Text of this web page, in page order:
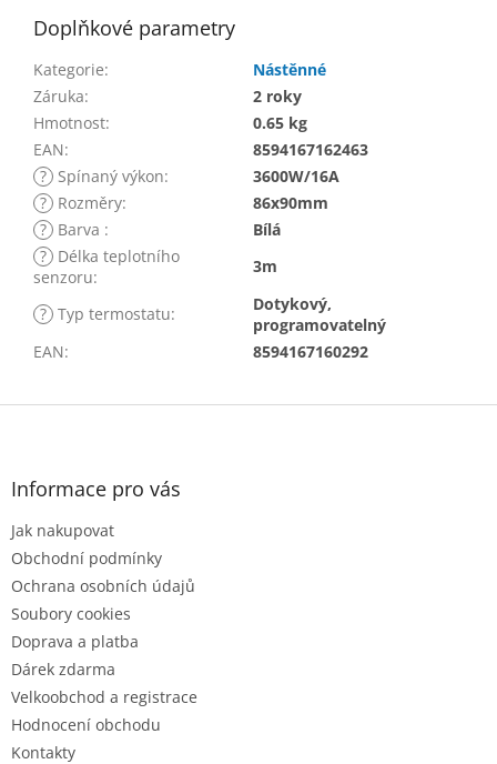
Doplňkové parametry
Kategorie:
Nástěnné
Záruka:
2 roky
Hmotnost:
0.65 kg
EAN:
8594167162463
? Spínaný výkon:
3600W/16A
? Rozměry:
86x90mm
? Barva :
Bílá
? Délka teplotního
senzoru:
3m
? Typ termostatu:
Dotykový,
programovatelný
EAN: 8594167160292
Z
Informace pro vás
Jak nakupovat
Obchodní podmínky
Ochrana osobních údajů
Soubory cookies
Doprava a platba
Dárek zdarma
Velkoobchod a registrace
Hodnocení obchodu
Kontakty